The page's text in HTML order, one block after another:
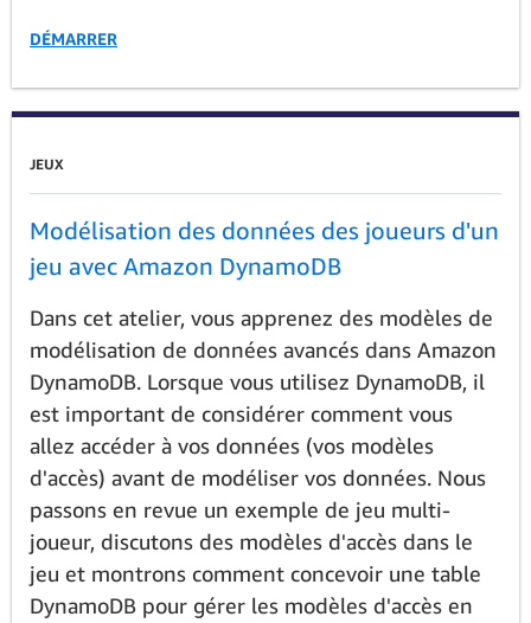
DÉMARRER
JEUX
Modélisation des données des joueurs d'un
jeu avec Amazon DynamoDB
Dans cet atelier, vous apprenez des modèles de
modélisation de données avancés dans Amazon
DynamoDB. Lorsque vous utilisez DynamoDB, il
est important de considérer comment vous
allez accéder à vos données (vos modèles
d'accès) avant de modéliser vos données. Nous
passons en revue un exemple de jeu multi-
joueur, discutons des modèles d'accès dans le
jeu et montrons comment concevoir une table
DynamoDB pour gérer les modèles d'accès en